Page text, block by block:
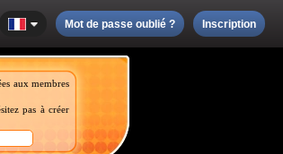
Mot de passe oublié ? Inscription
aux membres
pas à créer